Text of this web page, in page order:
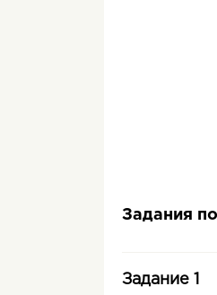
Задания
Задание 1